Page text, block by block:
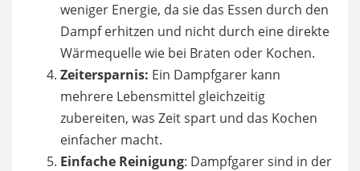
weniger Energie, da sie das Essen durch den
Dampf erhitzen und nicht durch eine direkte
Wärmequelle wie bei Braten oder Kochen.
Zeitersparnis: Ein Dampfgarer kann
mehrere Lebensmittel gleichzeitig
zubereiten, was Zeit spart und das Kochen
einfacher macht.
Einfache Reinigung: Dampfgarer sind in der